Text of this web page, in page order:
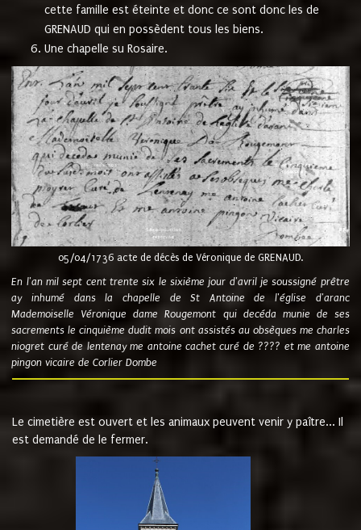
cette famille est éteinte et donc ce sont donc les de
GRENAUD qui en possèdent tous les biens.
Une chapelle su Rosaire.
05/04/1736 acte de décès de Véronique de GRENAUD.
En l'an mil sept cent trente six le sixième jour d'avril je soussigné prêtre
ay inhumé dans la chapelle de St Antoine de l'église d'aranc
Mademoiselle Véronique dame Rougemont qui decéda munie de ses
sacrements le cinquième dudit mois ont assistés au obsèques me charles
niogret curé de lentenay me antoine cachet curé de ???? et me antoine
pingon vicaire de Corlier Dombe
Le cimetière est ouvert et les animaux peuvent venir y paître... Il
est demandé de le fermer.